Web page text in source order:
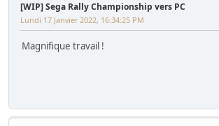
[WIP] Sega Rally Championship vers PC
Lundi 17 Janvier 2022, 16:34:25 PM
Magnifique travail !